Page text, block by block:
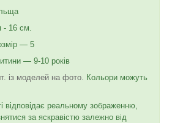
- 16 см.
— 5
— 9-10 років
із моделей на фото.
Кольори можуть
відповідає реальному зображенню,
за яскравістю залежно від